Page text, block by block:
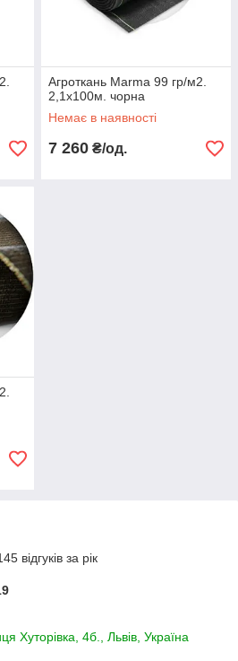
Агроткань Marma 99 гр/м2.
2,1х100м. чорна
Немає в наявності
7 260 ₴/од.
відгуків за рік
Хуторівка, 4б., Львів, Україна